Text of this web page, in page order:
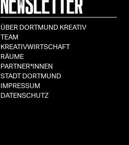
ÜBER DORTMUND KREATIV
TEAM
KREATIVWIRTSCHAFT
RÄUME
PARTNER*INNEN
STADT DORTMUND
IMPRESSUM
DATENSCHUTZ